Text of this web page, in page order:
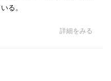
る。
詳細をみる